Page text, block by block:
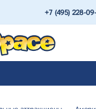
+7 (495) 228-